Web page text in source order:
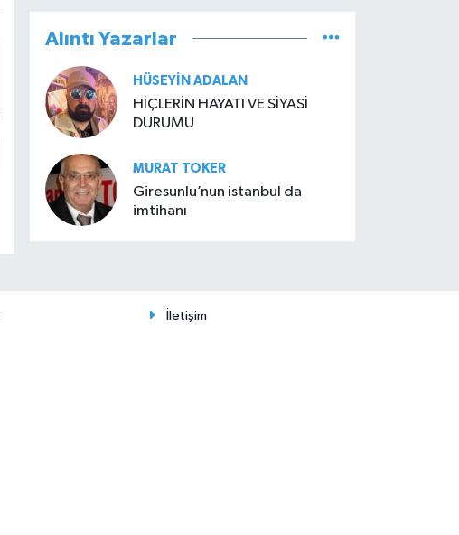
Alıntı Yazarlar
HÜSEYIN ADALAN
HİÇLERİN HAYATI VE SİYASİ
DURUMU
MURAT TOKER
Giresunlu’nun istanbul da
imtihanı
İletişim